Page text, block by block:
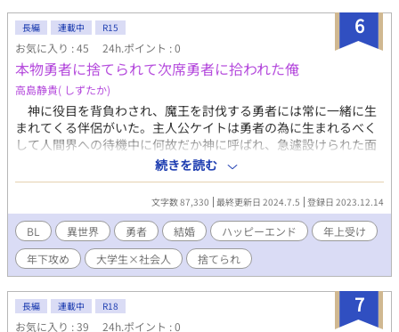
る異世界が舞台。 ・R18描写があるお話にはタイトルの頭に*を付
けます。 ・言い訳というか解説というかは近況ボードの「突発短
編」コメント欄をどうぞ。（2じゃない方です。）
6
長編 連載中 R15
お気に入り : 45 24h.ポイント : 0
本物勇者に捨てられて次席勇者に拾われた俺
高島静貴( しずたか)
神に役目を背負わされ、魔王を討伐する勇者には常に一緒に生
まれてくる伴侶がいた。主人公ケイトは勇者の為に生まれるべく
して人間界への待機中に何故だか神に呼ばれ、急遽設けられた面
談で勇者から自分への辞退の申し出があった旨を告げられる。い
わば生まれる前から結婚してた様なものだったし、いや現実とし
てはしてないから許嫁？婚約者？え、婚約破棄されたんですか
俺？あれ？解消の方？ ていうか何故この面談時の記憶のままに
生まれてしまったんですか俺!? 神様の凡ミスで憂き目にあった
主人公が違う誰かと出逢い、少しずつ心に出来た棘や氷を癒やし
ていく話です。 選ばれたんじゃない方のお話。 ※舞台は文明が発
達し魔力に頼らなくなった少しだけ近未来的な文化レベルの異世
界です。現代に似た感じです。 ※大学休学中の大学生で勇者見習
い攻(大型犬系)×年上サラリーマン受(可愛い系美人)。奥手×奥
続きを読む
文字数 87,330 最終更新日 2024.7.5 登録日 2023.12.14
BL 異世界 勇者 結婚 ハッピーエンド
年上受け
年下攻め
大学生×社会人 捨てられ
7
長編 連載中 R18
お気に入り : 39 24h.ポイント : 0